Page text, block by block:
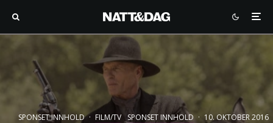
SPONSET INNHOLD · FILM/TV SPONSET INNHOLD · 10. OKTOBER 2016